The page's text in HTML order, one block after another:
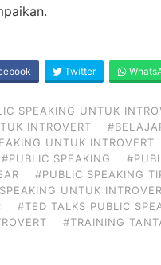
Twitter
SPEAKING UNTUK
INTROVERT
UNTUK INTROVERT
#PUBLIC SPEAKING
#PUBLIC SPEAKING
UNTUK
#TED TALKS PUBLIC
#TRAINING